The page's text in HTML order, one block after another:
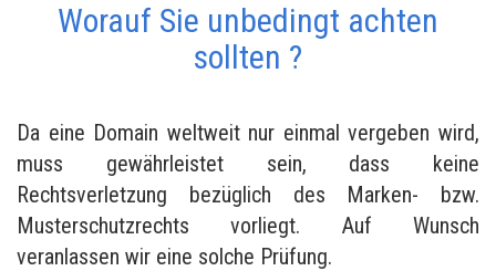
Worauf Sie unbedingt achten
sollten ?
Da eine Domain weltweit nur einmal vergeben wird,
muss gewährleistet sein, dass keine
Rechtsverletzung bezüglich des Marken- bzw.
Musterschutzrechts vorliegt. Auf Wunsch
veranlassen wir eine solche Prüfung.